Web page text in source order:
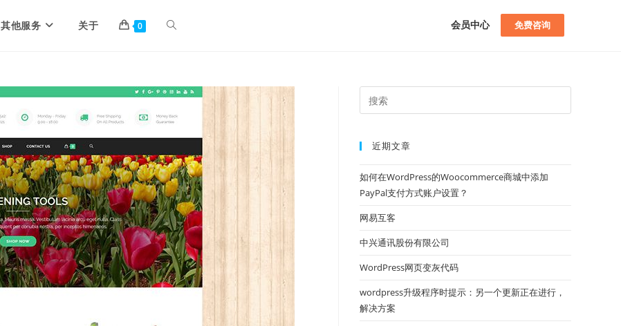
会员中心 免费咨询
其他服务 关于 0
近期文章
如何在WordPress的Woocommerce商城中添加
PayPal支付方式账户设置？
网易互客
中兴通讯股份有限公司
WordPress网页变灰代码
wordpress升级程序时提示：另一个更新正在进行，
解决方案